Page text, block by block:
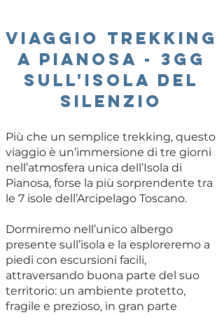
VIAGGIO TREKKING
a pianosa - 3gg
sull'isola del
silenzio
Più che un semplice trekking, questo
viaggio è un’immersione di tre giorni
nell’atmosfera unica dell’Isola di
Pianosa, forse la più sorprendente tra
le 7 isole dell’Arcipelago Toscano.
Dormiremo nell’unico albergo
presente sull’isola e la esploreremo a
piedi con escursioni facili,
attraversando buona parte del suo
territorio: un ambiente protetto,
fragile e prezioso, in gran parte